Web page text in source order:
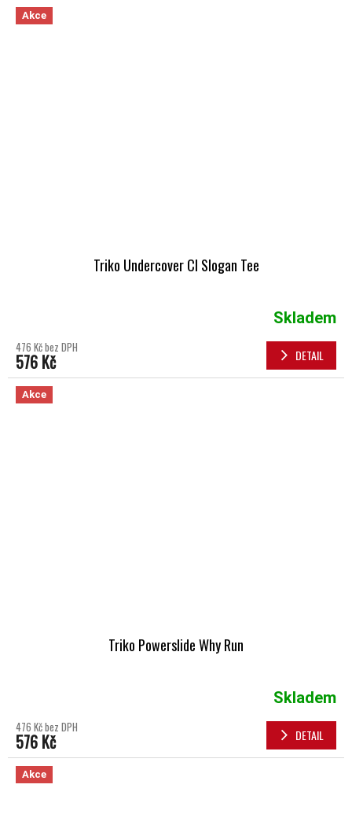
Akce
Triko Undercover CI Slogan Tee
Skladem
476 Kč bez DPH
576 Kč DETAIL
Akce
Triko Powerslide Why Run
Skladem
476 Kč bez DPH
576 Kč DETAIL
Akce